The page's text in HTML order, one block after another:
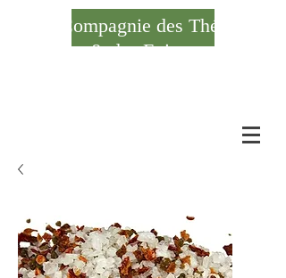
Compagnie des Thés
& des Epices